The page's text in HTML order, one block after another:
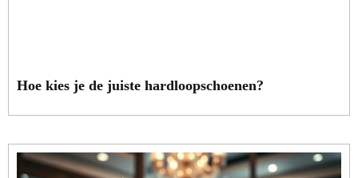
Hoe kies je de juiste hardloopschoenen?